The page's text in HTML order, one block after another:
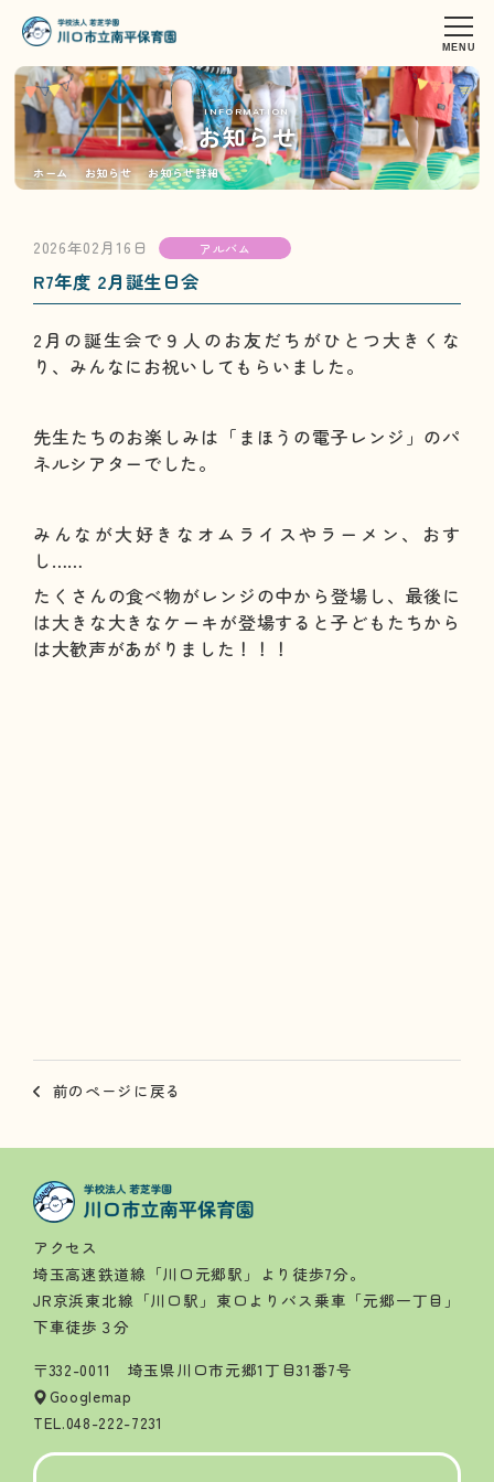
INFORMATION
お知らせ
ホーム お知らせ お知らせ詳細
2026年02月16日 アルバム
R7年度 2月誕生日会
2月の誕生会で９人のお友だちがひとつ大きくな
り、みんなにお祝いしてもらいました。
先生たちのお楽しみは「まほうの電子レンジ」のパ
ネルシアターでした。
みんなが大好きなオムライスやラーメン、おす
し……
たくさんの食べ物がレンジの中から登場し、最後に
は大きな大きなケーキが登場すると子どもたちから
は大歓声があがりました！！！
前のページに戻る
アクセス
埼玉高速鉄道線「川口元郷駅」より徒歩7分。
JR京浜東北線「川口駅」東口よりバス乗車「元郷一丁目」
下車徒歩３分
〒332-0011 埼玉県川口市元郷1丁目31番7号
Googlemap
TEL.048-222-7231